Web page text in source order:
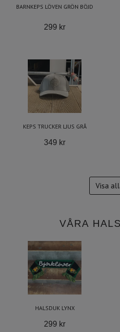
BARNKEPS LÖVEN GRÖN BÖJD
299 kr
KEPS TRUCKER LJUS GRÅ
349 kr
Visa
VÅRA
HALSDUK LYNX
299 kr